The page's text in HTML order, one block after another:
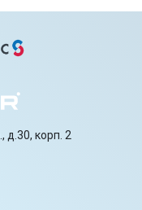
д.30, корп. 2